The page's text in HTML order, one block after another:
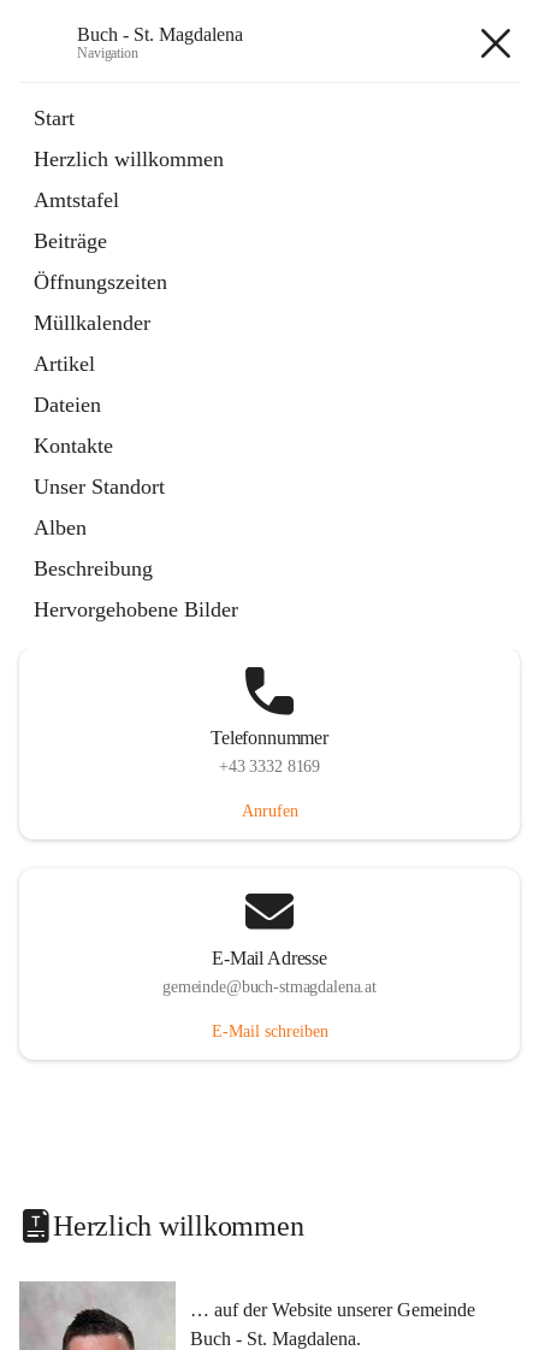
Buch - St. Magdalena
Navigation
Start
Herzlich willkommen
Amtstafel
Beiträge
Öffnungszeiten
Müllkalender
Artikel
Dateien
Kontakte
Unser Standort
Alben
Beschreibung
Hervorgehobene Bilder
11 Schnellzugriffe
Bürgerservice
10 Schnellzugriffe
Telefonnummer
+43 3332 8169
Anrufen
E-Mail Adresse
gemeinde@buch-stmagdalena.at
E-Mail schreiben
Herzlich willkommen
… auf der Website unserer Gemeinde
Buch - St. Magdalena.